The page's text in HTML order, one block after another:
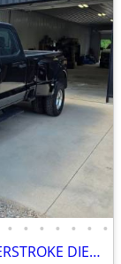
• • • • • • •
2024 FORD F350 DUALLY 4X4 6.7L POWERSTROKE DIESEL SOUTHERN 1 OWNER